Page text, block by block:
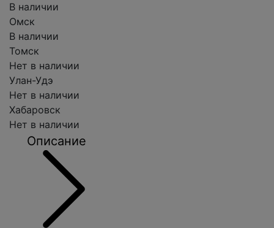
В наличии
Омск
В наличии
Томск
Нет в наличии
Улан-Удэ
Нет в наличии
Хабаровск
Нет в наличии
Описание